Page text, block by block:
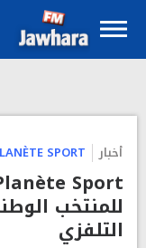
أخبار SPORT
للمنتخب
التلفزي